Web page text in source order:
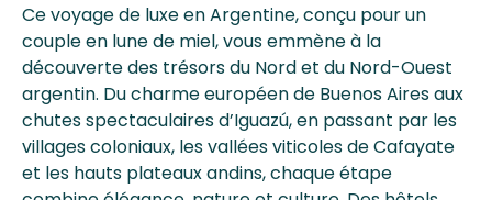
Ce voyage de luxe en Argentine, conçu pour un
couple en lune de miel, vous emmène à la
découverte des trésors du Nord et du Nord-Ouest
argentin. Du charme européen de Buenos Aires aux
chutes spectaculaires d’Iguazú, en passant par les
villages coloniaux, les vallées viticoles de Cafayate
et les hauts plateaux andins, chaque étape